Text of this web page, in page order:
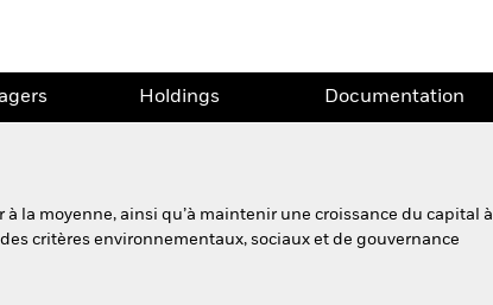
Holdings Documentation
la moyenne, ainsi qu’à maintenir une croissance du capital à
critères environnementaux, sociaux et de gouvernance